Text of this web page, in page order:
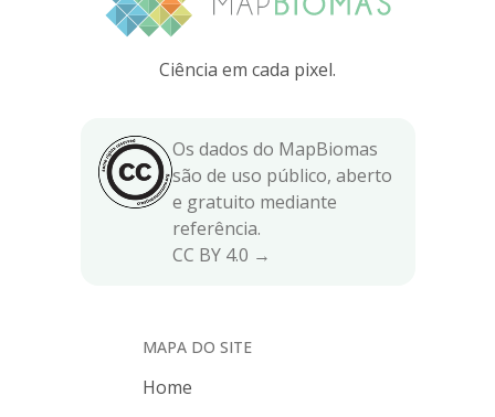
Ciência em cada pixel.
Os dados do MapBiomas
são de uso público, aberto
e gratuito mediante
referência.
CC BY 4.0 →
MAPA DO SITE
Home